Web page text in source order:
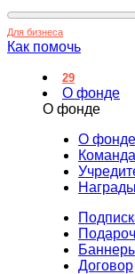
Для бизнеса
Как помочь
29
О фонде
О фонде
О фонде
Договор